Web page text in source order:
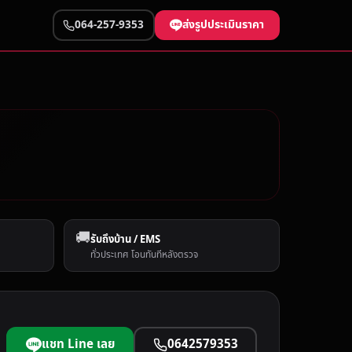
064-257-9353 ส่งรูปประเมินราคา
🚚รับถึงบ้าน / EMS
ทั่วประเทศ โอนทันทีหลังตรวจ
แชท Line เลย 0642579353